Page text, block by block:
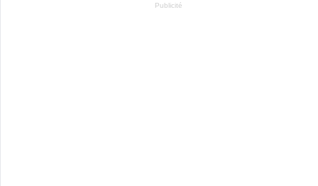
Publicité